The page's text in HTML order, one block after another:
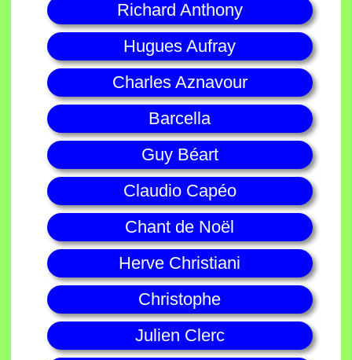
Richard Anthony
Hugues Aufray
Charles Aznavour
Barcella
Guy Béart
Claudio Capéo
Chant de Noël
Herve Christiani
Christophe
Julien Clerc